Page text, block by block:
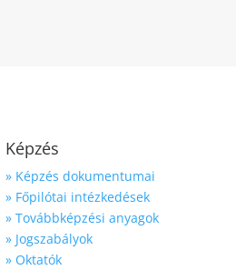
Képzés
» Képzés dokumentumai
» Főpilótai intézkedések
» Továbbképzési anyagok
» Jogszabályok
» Oktatók